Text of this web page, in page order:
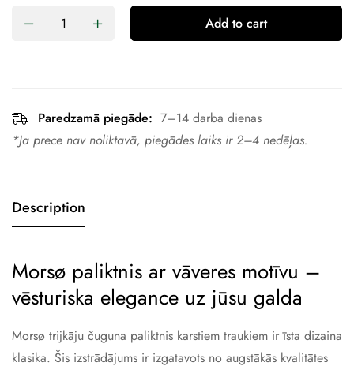
Add to cart
Paredzamā piegāde: 7–14 darba dienas
*Ja prece nav noliktavā, piegādes laiks ir 2–4 nedēļas.
Description
Morsø paliktnis ar vāveres motīvu –
vēsturiska elegance uz jūsu galda
Morsø trijkāju čuguna paliktnis karstiem traukiem ir īsta dizaina
klasika. Šis izstrādājums ir izgatavots no augstākās kvalitātes